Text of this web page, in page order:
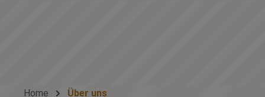
Home Über uns